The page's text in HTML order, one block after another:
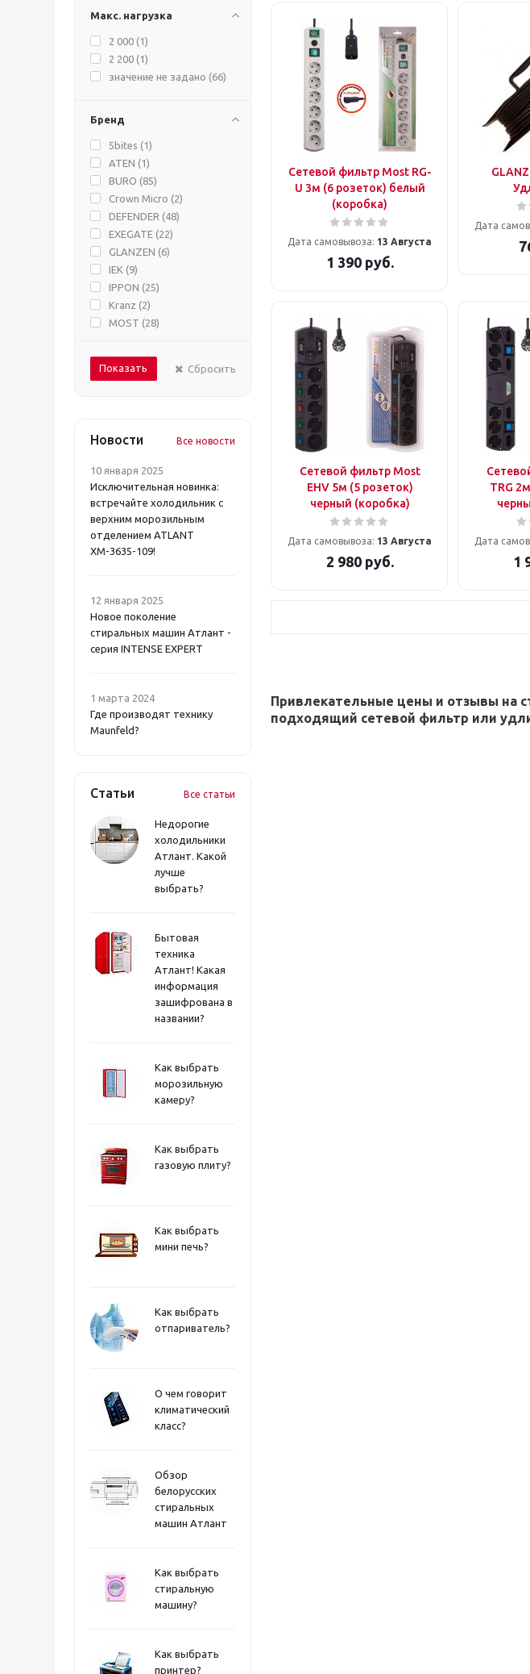
КОСМОС (5)
РЕСУРС (
ЮНИВОЛЬТ (
Макс. нагрузка
2 000 (1)
2 200 (1)
значение не задано (66)
Бренд
5bites (1)
ATEN (1)
BURO (85)
Crown Micro (2)
DEFENDER (48)
EXEGATE (22)
GLANZEN (6)
IEK (9)
IPPON (25)
Kranz (2)
MOST (28)
NONAME (
Power Cube (
5)
PowerCom (
POWERCUBE ( 24)
PROCONNECT (4)
SMARTBUY (9)
UNIVERSAL ( 2)
ZIS (27)
КОСМОС (5
Сбросить
Новости Все новости
10 января 2025
Исключительная новинка:
встречайте холодильник с
верхним морозильным
отделением ATLANT
ХМ-3635-109!
12 января 2025
Новое поколение
стиральных машин Атлант -
серия INTENSE EXPERT
1 марта 2024
Где производят технику
Maunfeld?
Статьи Все статьи
Недорогие
холодильники
Атлант. Какой
лучше
выбрать?
Бытовая
техника
Атлант! Какая
информация
зашифрована в
названии?
Как выбрать
морозильную
камеру?
Как выбрать
газовую плиту?
Как выбрать
мини печь?
Как выбрать
отпариватель?
О чем говорит
климатический
класс?
Обзор
белорусских
стиральных
машин Атлант
Как выбрать
стиральную
машину?
Как выбрать
принтер?
Сетевой фильтр Most RG-
U 3м (6 розеток) белый
(коробка)
Дата самовывоза: 13 Августа
1 390руб.
Дата
Сетевой фильтр Most
EHV 5м (5 розеток)
черный (коробка)
Дата самовывоза: 13 Августа
2 980руб.
TRG
Дата
1
Привлекательные цены и отзывы на
подходящий сетевой фильтр или